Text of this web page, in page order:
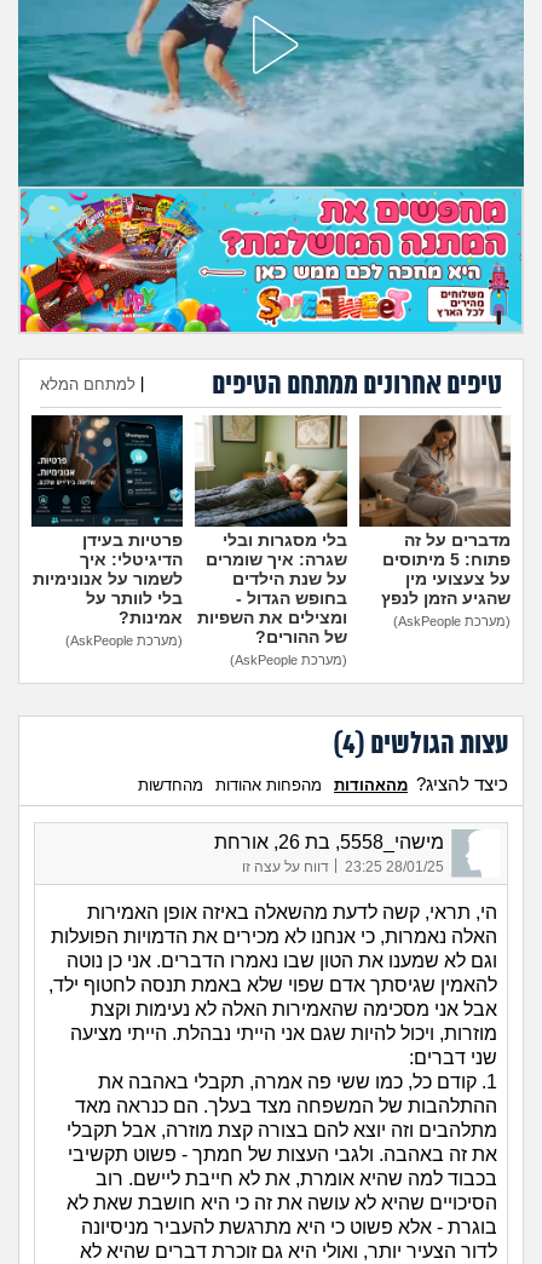
גאווה
טיפים אחרונים ממתחם הטיפים למתחם המלא
הוספת טיפ
מדברים על זה
פתוח: 5 מיתוסים
על צעצועי מין
שהגיע הזמן לנפץ
(מערכת AskPeople)
בלי מסגרות ובלי
שגרה: איך שומרים
על שנת הילדים
בחופש הגדול -
ומצילים את השפיות
של ההורים?
(מערכת AskPeople)
פרטיות בעידן
הדיגיטלי: איך
לשמור על אנונימיות
בלי לוותר על
אמינות?
(מערכת AskPeople)
עצות הגולשים (4
)
כיצד להציג? מהאהודות מהפחות אהודות מהחדשות
מישהי_5558, בת 26, אורחת
28/01/25 23:25 דווח על עצה זו
הי, תראי, קשה לדעת מהשאלה באיזה אופן האמירות
האלה נאמרות, כי אנחנו לא מכירים את הדמויות הפועלות
וגם לא שמענו את הטון שבו נאמרו הדברים. אני כן נוטה
להאמין שגיסתך אדם שפוי שלא באמת תנסה לחטוף ילד,
אבל אני מסכימה שהאמירות האלה לא נעימות וקצת
מוזרות, ויכול להיות שגם אני הייתי נבהלת. הייתי מציעה
שני דברים:
1. קודם כל, כמו ששי פה אמרה, תקבלי באהבה את
ההתלהבות של המשפחה מצד בעלך. הם כנראה מאד
מתלהבים וזה יוצא להם בצורה קצת מוזרה, אבל תקבלי
את זה באהבה. ולגבי העצות של חמתך - פשוט תקשיבי
בכבוד למה שהיא אומרת, את לא חייבת ליישם. רוב
הסיכויים שהיא לא עושה את זה כי היא חושבת שאת לא
בוגרת - אלא פשוט כי היא מתרגשת להעביר מניסיונה
לדור הצעיר יותר, ואולי היא גם זוכרת דברים שהיא לא